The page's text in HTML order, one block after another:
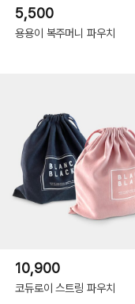
5,500
용용이 복주머니 파우치
10,900
코듀로이 스트링 파우치